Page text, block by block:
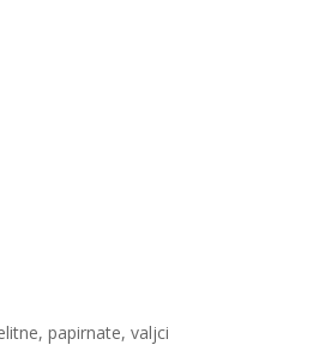
papirnate, valjci